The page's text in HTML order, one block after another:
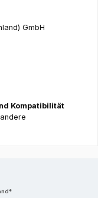
GmbH
Kompatibilität